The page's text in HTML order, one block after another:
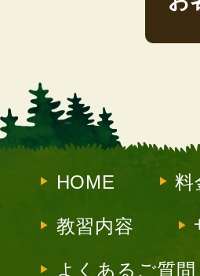
HOME 料
教習内容
よくあるご質問